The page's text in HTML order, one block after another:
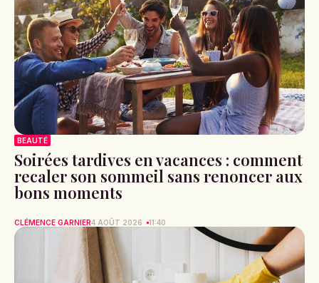
BEAUTÉ
Soirées tardives en vacances : comment
recaler son sommeil sans renoncer aux
bons moments
CLÉMENCE GARNIER4 AOÛT 2026 11:40